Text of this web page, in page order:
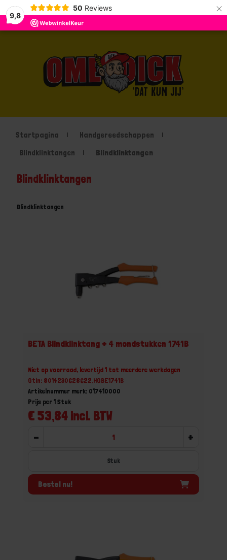
9,8
50 Reviews ×
Startpagina
Handgereedschappen
Blindklinktangen
Blindklinktangen
Blindklinktangen
Blindklinktangen
BETA Blindklinktang + 4 mondstukken 1741B
Niet op voorraad, levertijd 1 tot meerdere werkdagen
Gtin: 8014230628622,HGBE1741B
Artikelnummer merk: 017410000
€ 53,84 incl. BTW
Prijs per 1 Stuk
- +
Stuk
Bestel nu!